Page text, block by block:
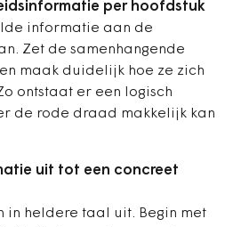
per hoofdstuk
informatie aan de
Zet de samenhangende
maak duidelijk hoe ze zich
ontstaat er een logisch
de rode draad makkelijk kan
uit tot een concreet
in heldere taal uit. Begin met